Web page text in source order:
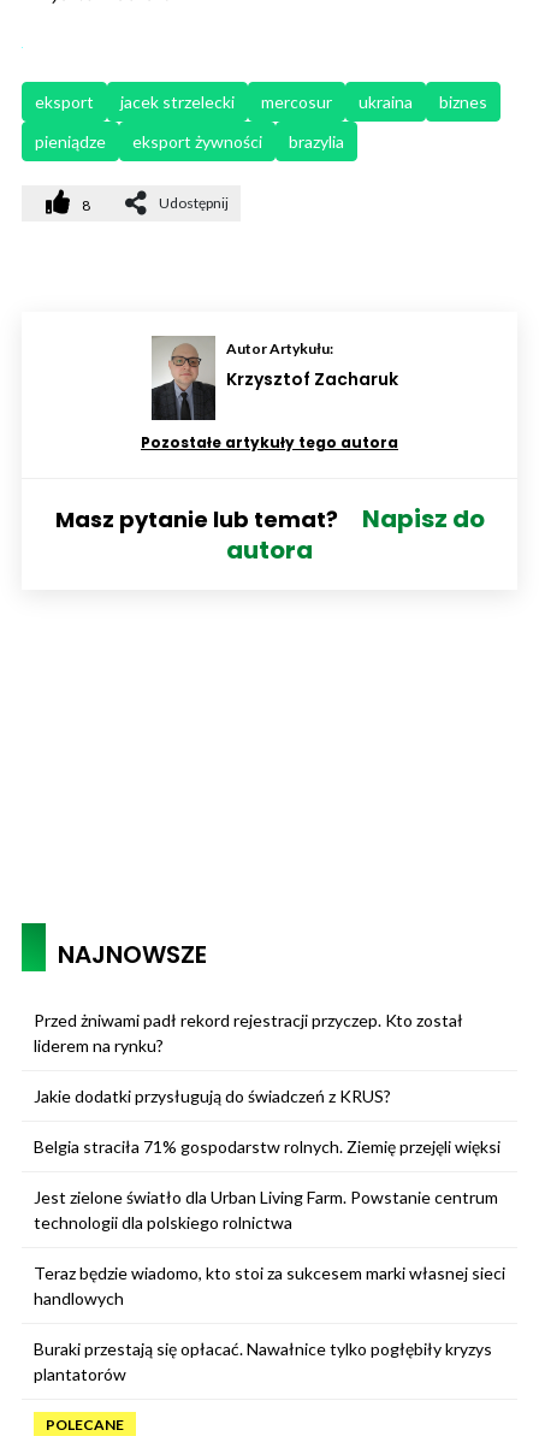
eksport jacek strzelecki mercosur ukraina
biznes
pieniądze
eksport żywności brazylia
8 Udostępnij
Autor Artykułu:
Krzysztof Zacharuk
Pozostałe artykuły tego autora
Masz pytanie lub temat?
Napisz do
autora
NAJNOWSZE
Przed żniwami padł rekord rejestracji przyczep. Kto został
liderem na rynku?
Jakie dodatki przysługują do świadczeń z KRUS?
Belgia straciła 71% gospodarstw rolnych. Ziemię przejęli więksi
Jest zielone światło dla Urban Living Farm. Powstanie centrum
technologii dla polskiego rolnictwa
Teraz będzie wiadomo, kto stoi za sukcesem marki własnej sieci
handlowych
Buraki przestają się opłacać. Nawałnice tylko pogłębiły kryzys
plantatorów
POLECANE